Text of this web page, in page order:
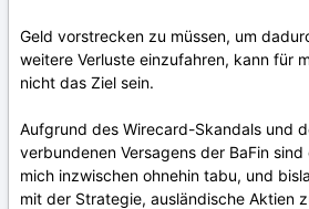
Geld vorstrecken zu müssen, um
weitere Verluste einzufahren, kann für
nicht das Ziel sein.
Aufgrund des Wirecard-Skandals und
verbundenen Versagens der BaFin
mich inzwischen ohnehin tabu, und
mit der Strategie, ausländische Aktien